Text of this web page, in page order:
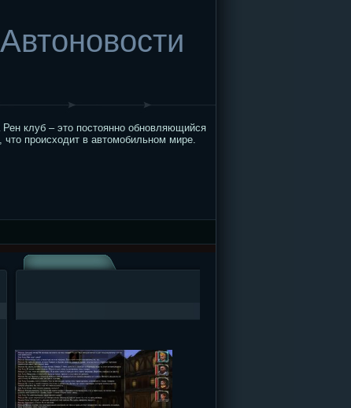
Автоновости
клуб – это постоянно обновляющийся
происходит в автомобильном мире.